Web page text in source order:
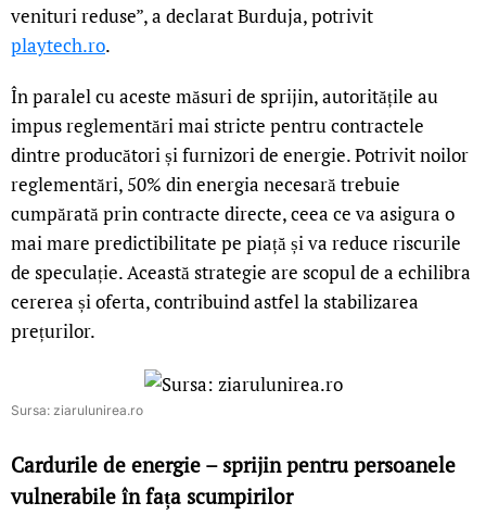
venituri reduse”, a declarat Burduja, potrivit
playtech.ro.
În paralel cu aceste măsuri de sprijin, autoritățile au
impus reglementări mai stricte pentru contractele
dintre producători și furnizori de energie. Potrivit noilor
reglementări, 50% din energia necesară trebuie
cumpărată prin contracte directe, ceea ce va asigura o
mai mare predictibilitate pe piață și va reduce riscurile
de speculație. Această strategie are scopul de a echilibra
cererea și oferta, contribuind astfel la stabilizarea
prețurilor.
Sursa: ziarulunirea.ro
Cardurile de energie – sprijin pentru persoanele
vulnerabile în fața scumpirilor